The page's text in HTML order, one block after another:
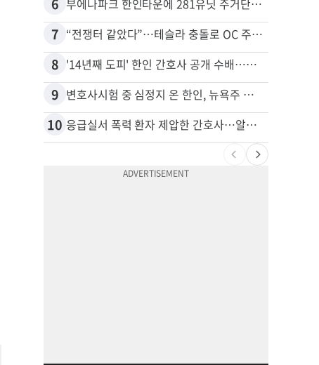
부에나파크 한인타운에 281유닛 주거단지 들어선다
7 “전쟁터 같았다”…테슬라 충돌로 OC 주택 4채 파손
8 '14년째 도피' 한인 간호사 공개 수배…메디케어 사기 유죄
9 변호사시험 중 심정지 온 한인, 뉴욕주 제소
10 응급실서 폭력 환자 제압한 간호사…알고 보니